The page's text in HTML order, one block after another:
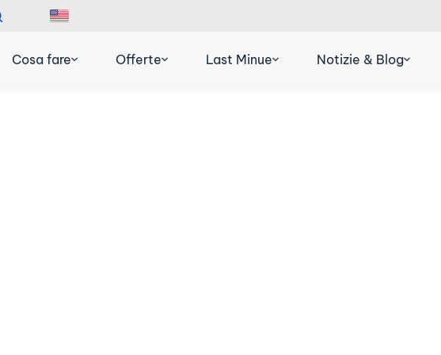
EN
Cosa fare Offerte Last Minue Notizie & Blog